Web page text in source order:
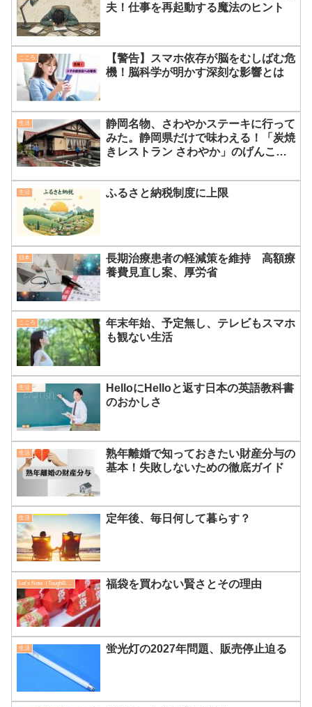
夫！仕事を再起動する魔法のヒント
こころ
【警告】スマホ依存が脳をむしばむ危
機！脳科学が明かす深刻な影響とは
生活
静岡名物、さわやかステーキに行って
みた。静岡県だけで味わえる！「炭焼
きレストラン さわやか」のげんこつ
生活 ふるさと納税制度に上限
日本
長期治療患者の軽減策を維持 高額療
養費見直し案、厚労省
こころ
年末年始、予定無し、テレビもスマホ
も観ない生活
生活
HelloにHelloと返す日本の英語教科書
のおかしさ
生活
熟年離婚で知っておきたい財産分与の
基本！失敗しないための徹底ガイド
生活 定年後、毎日何して暮らす？
福袋を買わない賢さとその理由
生活 蛍光灯の2027年問題、販売停止迫る